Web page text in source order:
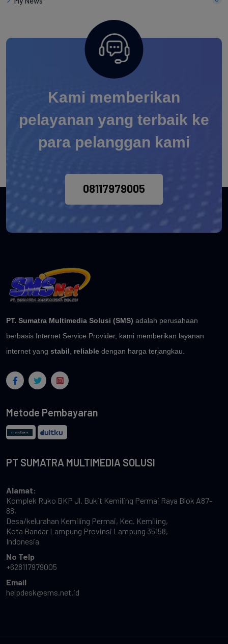
Kami memberikan
pelayanan yang terbaik ke
para pelanggan kami
08117979005
PT. Sumatra Multimedia Solusi (SMS) adalah perusahaan
berbasis Internet Service Provider, kami memberikan layanan
internet yang stabil reliable dengan harga terjangkau.
Metode Pembayaran
PT SUMATRA MULTIMEDIA SOLUSI
Alamat:
Komplek Ruko BKP Jl. Bukit Kemiling Permai Raya Blok A87-
88,
Desa/kelurahan Kemiling Permai, Kec. Kemiling,
Kota Bandar Lampung Provinsi Lampung 35158,
Indonesia
No Telp
+628117979005
Email
helpdesk@sms.net.id